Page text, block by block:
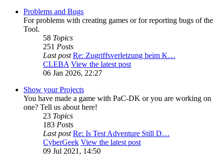
Problems and Bugs
For problems with creating games or for reporting bugs of the
Tool.
58 Topics
251 Posts
Last post Re: Zugriffsverletzung beim K…
CLEBA View the latest post
06 Jan 2026, 22:27
Show your Projects
You have made a game with PaC-DK or you are working on
one? Tell us about here!
23 Topics
183 Posts
Last post Re: Is Test Adventure Still D…
CyberGeek View the latest post
09 Jul 2021, 14:50